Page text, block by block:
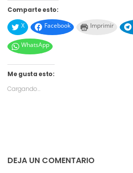
Comparte esto:
X
Facebook Imprimir
WhatsApp
Me gusta esto:
Cargando...
DEJA UN COMENTARIO